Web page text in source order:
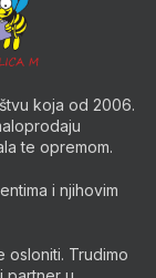
koja od 2006.
te opremom.
i njihovim
osloniti. Trudimo